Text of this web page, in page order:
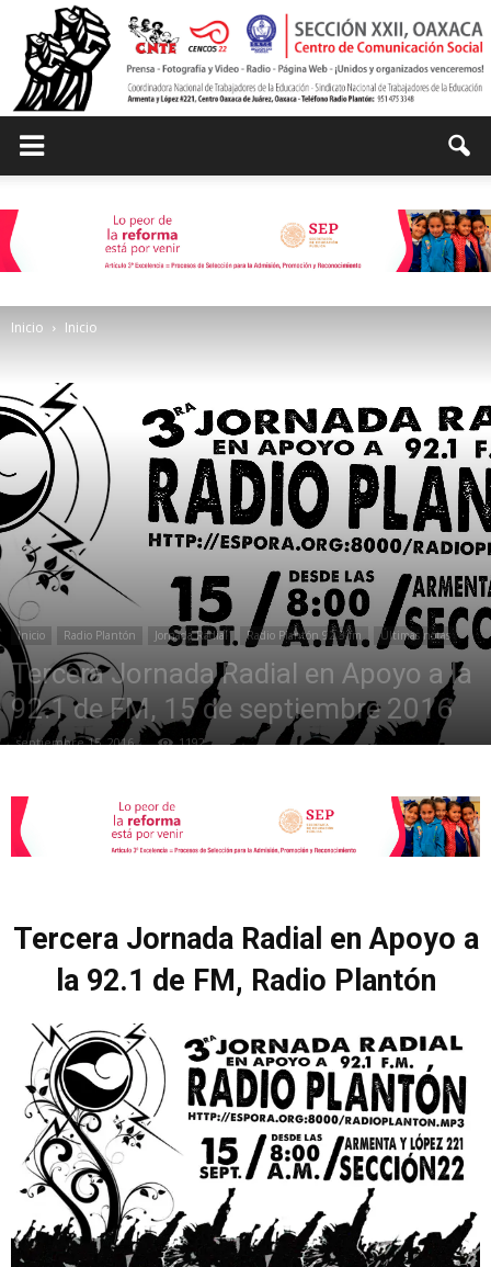
de
Social
XXII
Inicio Inicio
Inicio Radio Plantón Jornada Radial Radio Plantón 92.3 fm Últimas notas
Tercera Jornada Radial en Apoyo a la
92.1 de FM, 15 de septiembre 2016
septiembre 15, 2016 1192
Tercera Jornada Radial en Apoyo a
la 92.1 de FM, Radio Plantón